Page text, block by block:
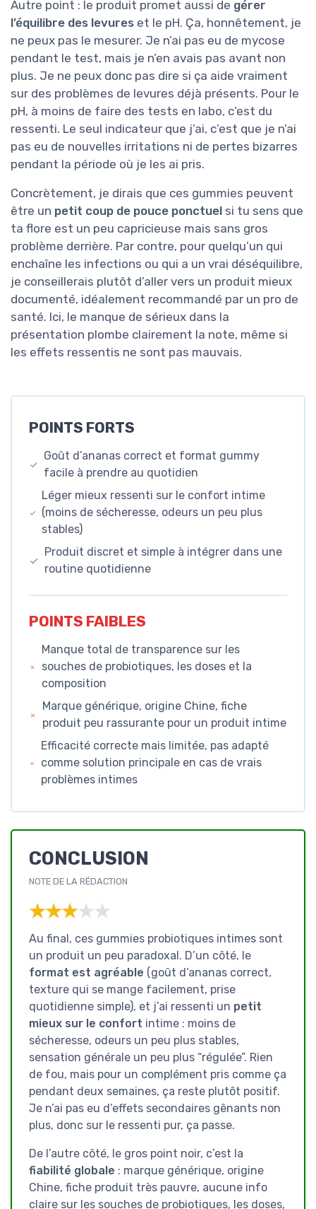
Autre point : le produit promet aussi de gérer
l’équilibre des levures et le pH. Ça, honnêtement, je
ne peux pas le mesurer. Je n’ai pas eu de mycose
pendant le test, mais je n’en avais pas avant non
plus. Je ne peux donc pas dire si ça aide vraiment
sur des problèmes de levures déjà présents. Pour le
pH, à moins de faire des tests en labo, c’est du
ressenti. Le seul indicateur que j’ai, c’est que je n’ai
pas eu de nouvelles irritations ni de pertes bizarres
pendant la période où je les ai pris.
Concrètement, je dirais que ces gummies peuvent
être un petit coup de pouce ponctuel si tu sens que
ta flore est un peu capricieuse mais sans gros
problème derrière. Par contre, pour quelqu’un qui
enchaîne les infections ou qui a un vrai déséquilibre,
je conseillerais plutôt d’aller vers un produit mieux
documenté, idéalement recommandé par un pro de
santé. Ici, le manque de sérieux dans la
présentation plombe clairement la note, même si
les effets ressentis ne sont pas mauvais.
POINTS FORTS
Goût d’ananas correct et format gummy
facile à prendre au quotidien
Léger mieux ressenti sur le confort intime
(moins de sécheresse, odeurs un peu plus
stables)
Produit discret et simple à intégrer dans une
routine quotidienne
POINTS FAIBLES
Manque total de transparence sur les
souches de probiotiques, les doses et la
composition
Marque générique, origine Chine, fiche
produit peu rassurante pour un produit intime
Efficacité correcte mais limitée, pas adapté
comme solution principale en cas de vrais
problèmes intimes
CONCLUSION
NOTE DE LA RÉDACTION
★★★★★
★★★★★
Au final, ces gummies probiotiques intimes sont
un produit un peu paradoxal. D’un côté, le
format est agréable (goût d’ananas correct,
texture qui se mange facilement, prise
quotidienne simple), et j’ai ressenti un petit
mieux sur le confort intime : moins de
sécheresse, odeurs un peu plus stables,
sensation générale un peu plus “régulée”. Rien
de fou, mais pour un complément pris comme ça
pendant deux semaines, ça reste plutôt positif.
Je n’ai pas eu d’effets secondaires gênants non
plus, donc sur le ressenti pur, ça passe.
De l’autre côté, le gros point noir, c’est la
fiabilité globale : marque générique, origine
Chine, fiche produit très pauvre, aucune info
claire sur les souches de probiotiques, les doses,